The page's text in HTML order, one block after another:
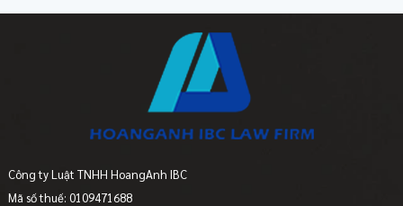
Công ty Luật TNHH HoangAnh IBC
Mã số thuế: 0109471688